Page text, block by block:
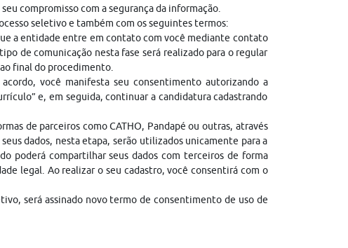
compromisso com a segurança da informação.
seletivo e também com os seguintes termos:
a entidade entre em contato com você mediante contato
de comunicação nesta fase será realizado para o regular
final do procedimento.
você manifesta seu consentimento autorizando a
e, em seguida, continuar a candidatura cadastrando
de parceiros como CATHO, Pandapé ou outras, através
dados, nesta etapa, serão utilizados unicamente para a
poderá compartilhar seus dados com terceiros de forma
legal. Ao realizar o seu cadastro, você consentirá com o
será assinado novo termo de consentimento de uso de